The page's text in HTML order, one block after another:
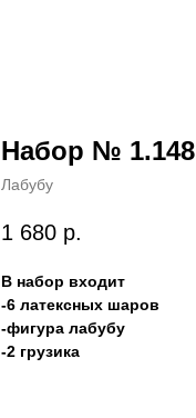
Набор № 1.148
Лабубу
1 680 р.
В набор входит
-6 латексных шаров
-фигура лабубу
-2 грузика